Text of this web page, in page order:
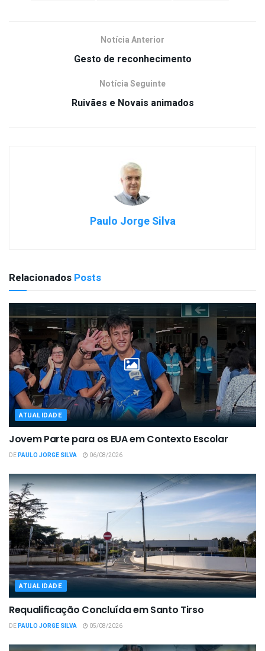
Notícia Anterior
Gesto de reconhecimento
Notícia Seguinte
Ruivães e Novais animados
Paulo Jorge Silva
Relacionados Posts
ATUALIDADE
Jovem Parte para os EUA em Contexto Escolar
DEPAULO JORGE SILVA 06/08/2026
ATUALIDADE
Requalificação Concluída em Santo Tirso
DEPAULO JORGE SILVA 05/08/2026